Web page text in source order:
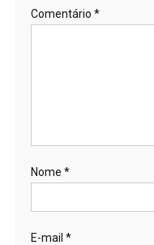
Comentário *
Nome *
E-mail *